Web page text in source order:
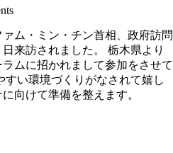
ム・ミン・チン首相、政府訪問
来訪されました。 栃木県より
ムに招かれまして参加をさせて
い環境づくりがなされて嬉し
向けて準備を整えます。